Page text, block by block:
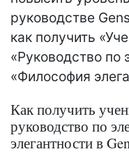
руководстве
как получить
«Руководство по
«Философия
Как получить
руководство по
элегантности в